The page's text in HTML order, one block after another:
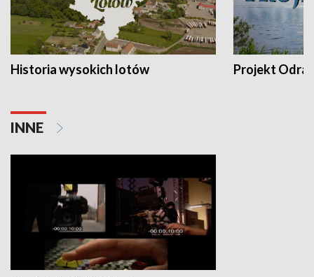
Historia wysokich lotów Projekt Odra
INNE